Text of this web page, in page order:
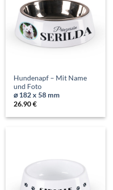
Hundenapf – Mit Name
und Foto
⌀ 182 x 58 mm
26.90€